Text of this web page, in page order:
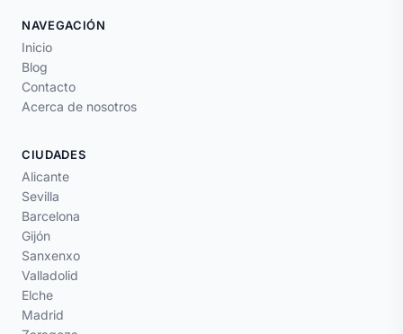
NAVEGACIÓN
Inicio
Blog
Contacto
Acerca de nosotros
CIUDADES
Alicante
Sevilla
Barcelona
Gijón
Sanxenxo
Valladolid
Elche
Madrid